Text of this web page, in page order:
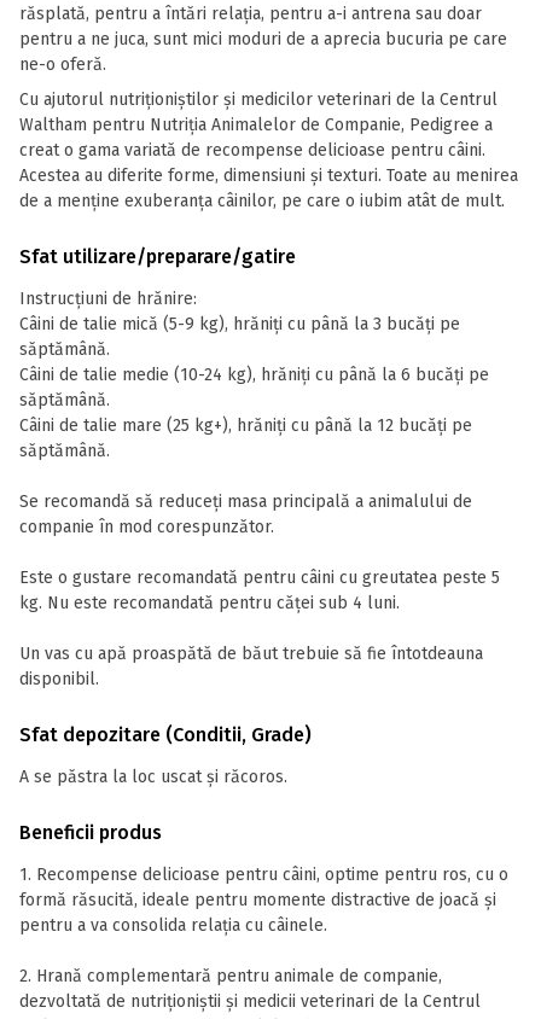
răsplată, pentru a întări relația, pentru a-i antrena sau doar
pentru a ne juca, sunt mici moduri de a aprecia bucuria pe care
ne-o oferă.
Cu ajutorul nutriționiștilor și medicilor veterinari de la Centrul
Waltham pentru Nutriția Animalelor de Companie, Pedigree a
creat o gama variată de recompense delicioase pentru câini.
Acestea au diferite forme, dimensiuni și texturi. Toate au menirea
de a menține exuberanța câinilor, pe care o iubim atât de mult.
Sfat utilizare/preparare/gatire
Instrucțiuni de hrănire:
Câini de talie mică (5-9 kg), hrăniți cu până la 3 bucăți pe
săptămână.
Câini de talie medie (10-24 kg), hrăniți cu până la 6 bucăți pe
săptămână.
Câini de talie mare (25 kg+), hrăniți cu până la 12 bucăți pe
săptămână.
Se recomandă să reduceți masa principală a animalului de
companie în mod corespunzător.
Este o gustare recomandată pentru câini cu greutatea peste 5
kg. Nu este recomandată pentru căței sub 4 luni.
Un vas cu apă proaspătă de băut trebuie să fie întotdeauna
disponibil.
Sfat depozitare (Conditii, Grade)
A se păstra la loc uscat și răcoros.
Beneficii produs
1. Recompense delicioase pentru câini, optime pentru ros, cu o
formă răsucită, ideale pentru momente distractive de joacă și
pentru a va consolida relația cu câinele.
2. Hrană complementară pentru animale de companie,
dezvoltată de nutriționiștii și medicii veterinari de la Centrul